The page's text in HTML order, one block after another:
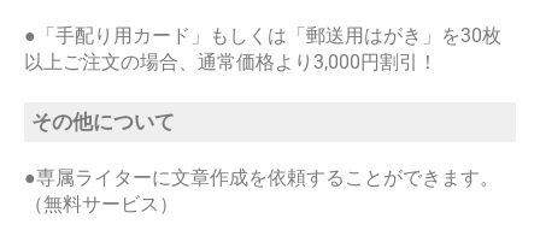
●「手配り用カード」もしくは「郵送用はがき」を30枚
以上ご注文の場合、通常価格より3,000円割引！
その他について
●専属ライターに文章作成を依頼することができます。
（無料サービス）